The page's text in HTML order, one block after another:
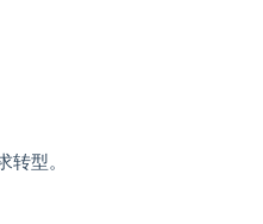
转型。